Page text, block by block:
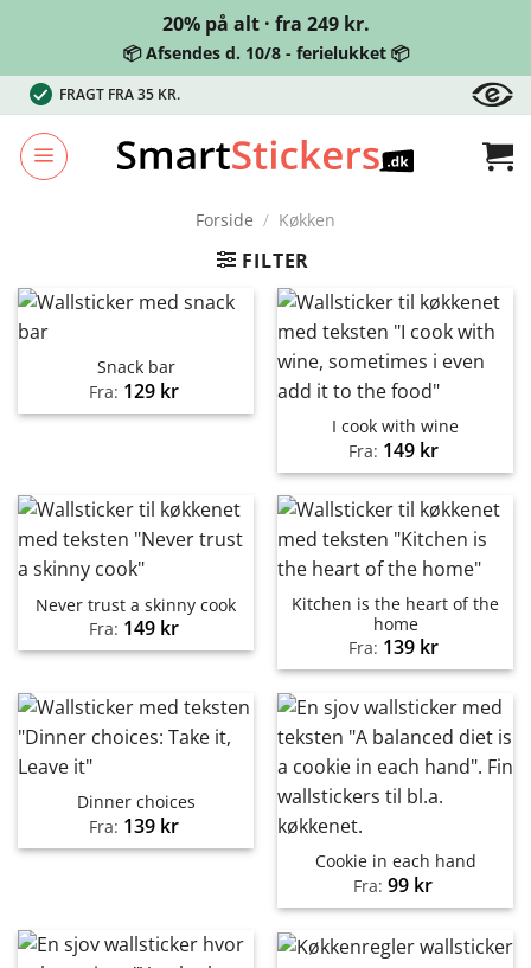
20% på alt · fra 249 kr.
📦 Afsendes d. 10/8 - ferielukket 📦
Fortsæt
til
indhold
FRAGT FRA 35 KR.
Forside / Køkken
FILTER
Snack bar
Fra: 129 kr
I cook with wine
Fra: 149 kr
Never trust a skinny cook
Fra: 149 kr
Kitchen is the heart of the
home
Fra: 139 kr
Dinner choices
Fra: 139 kr
Cookie in each hand
Fra: 99 kr